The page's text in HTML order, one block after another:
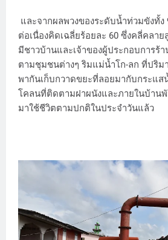
และจากผลพวงของระดับน้ำท่วมขังทั้
ต่อเนื่องคิดเฉลี่ยร้อยละ 60 ซึ่งคลี่คลา
มีชาวบ้านและเจ้าของผู้ประกอบการร้
ตามชุมชนต่างๆ ริมแม่น้ำโก-ลก ที่ปริ
พากันเก็บกวาดขยะที่ลอยมากับกระแส
โคลนที่ติดตามฝาผนังและภายในบ้าน
มาใช้ชีวิตตามปกติในประจำวันแล้ว